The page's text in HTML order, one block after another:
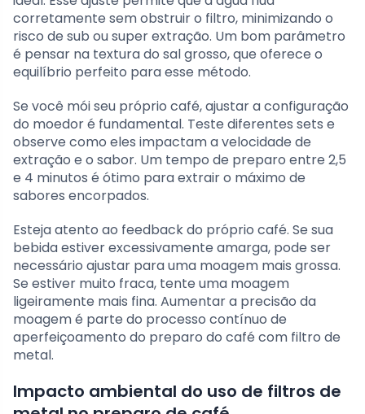
corretamente sem obstruir o filtro, minimizando o
risco de sub ou super extração. Um bom parâmetro
é pensar na textura do sal grosso, que oferece o
equilíbrio perfeito para esse método.
Se você mói seu próprio café, ajustar a configuração
do moedor é fundamental. Teste diferentes sets e
observe como eles impactam a velocidade de
extração e o sabor. Um tempo de preparo entre 2,5
e 4 minutos é ótimo para extrair o máximo de
sabores encorpados.
Esteja atento ao feedback do próprio café. Se sua
bebida estiver excessivamente amarga, pode ser
necessário ajustar para uma moagem mais grossa.
Se estiver muito fraca, tente uma moagem
ligeiramente mais fina. Aumentar a precisão da
moagem é parte do processo contínuo de
aperfeiçoamento do preparo do café com filtro de
metal.
Impacto ambiental do uso de filtros de